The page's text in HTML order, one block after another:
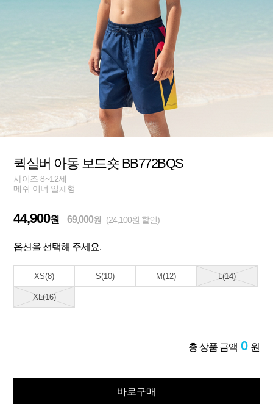
퀵실버 아동 보드숏 BB772BQS
사이즈 8~12세
메쉬 이너 일체형
44,900원 69,000원 (24,100원 할인)
옵션을 선택해 주세요.
XS(8) S(10) M(12) L(14)
XL(16)
총 상품 금액 0 원
바로구매